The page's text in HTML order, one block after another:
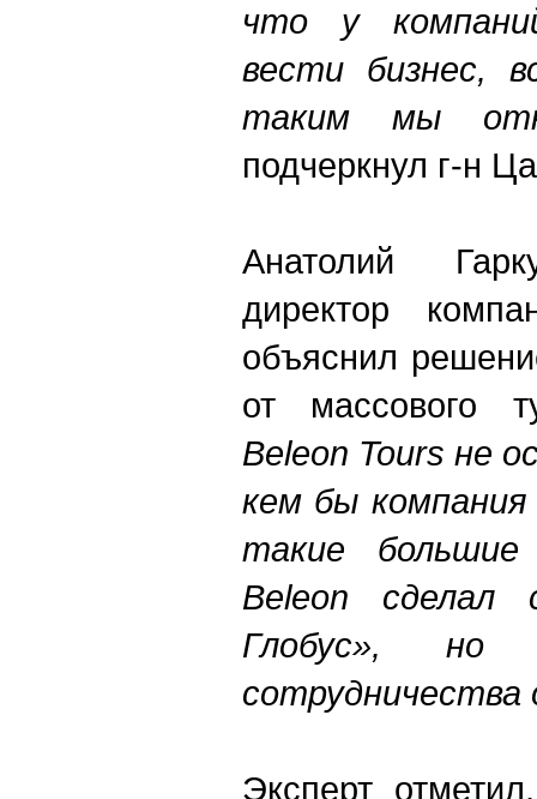
что у
вести бизнес,
таким мы
подчеркнул г-н
Анатолий
директор
объяснил
от массового
Beleon Tours не
кем бы
такие
Beleon сделал
Глобус», но
сотрудничества
Эксперт